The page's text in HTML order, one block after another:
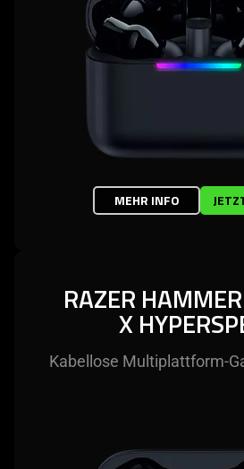
MEHR INFO
RAZER
X
Kabellose Multiplattform-